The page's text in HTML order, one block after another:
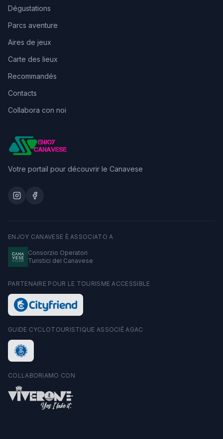
Votre portail pour découvrir le Canavese
ENJOY CANAVESE È ASSOCIATO A
Consorzio Operatori
Turistici del Canavese
PARTENAIRE POUR LE TOURISME ACCESSIBLE
GUIDE CYCLOTOURISTIQUE ASSOCIÉ AGAC
COLLABORIAMO CON
Dégustations
Parcs aventure
Aires de jeux
Carte des lieux
Recommandés
Contacts
Collabora con noi